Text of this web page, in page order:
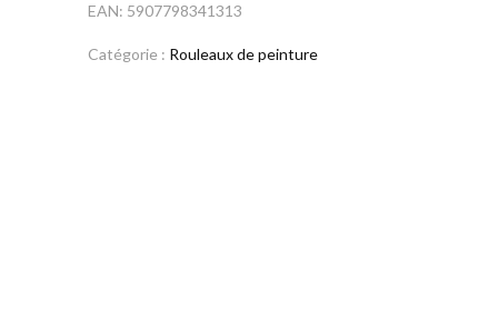
EAN: 5907798341313
Catégorie : Rouleaux de peinture